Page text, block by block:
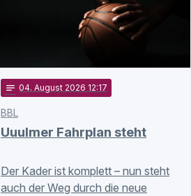
notes 04. August 2026 12:17
BBL
Uuulmer Fahrplan steht
Der Kader ist komplett – nun steht
auch der Weg durch die neue